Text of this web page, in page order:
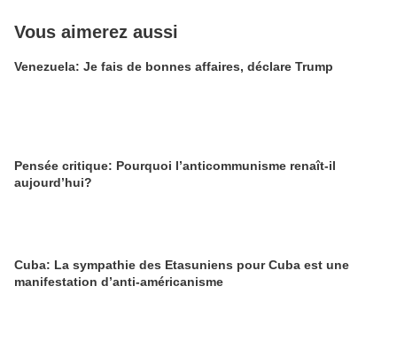
Vous aimerez aussi
Venezuela: Je fais de bonnes affaires, déclare Trump
Pensée critique: Pourquoi l’anticommunisme renaît-il
aujourd’hui?
Cuba: La sympathie des Etasuniens pour Cuba est une
manifestation d’anti-américanisme